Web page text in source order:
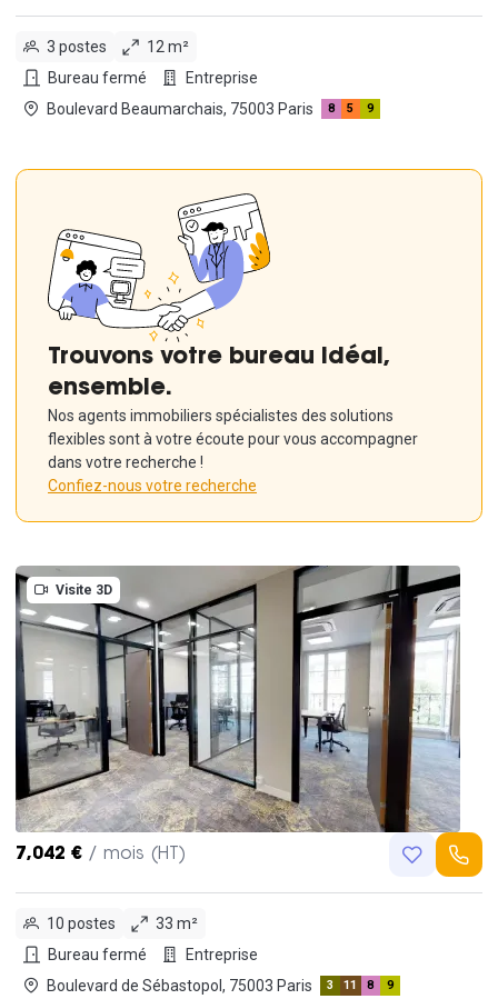
3 postes
12 m²
Bureau fermé
Entreprise
Boulevard Beaumarchais, 75003 Paris
8 5 9
Trouvons votre bureau idéal,
ensemble.
Nos agents immobiliers spécialistes des solutions
flexibles sont à votre écoute pour vous accompagner
dans votre recherche !
Confiez-nous votre recherche
Visite 3D
7,042 € / mois (HT)
10 postes
33 m²
Bureau fermé
Entreprise
Boulevard de Sébastopol, 75003 Paris
3 11 8 9